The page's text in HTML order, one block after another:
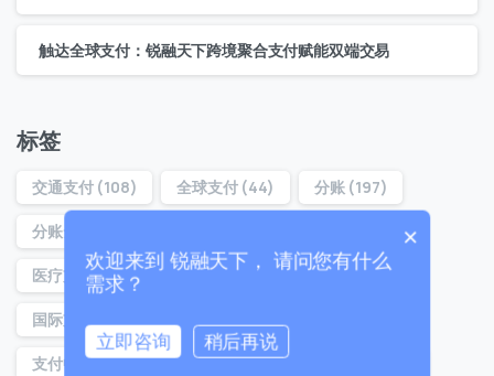
触达全球支付：锐融天下跨境聚合支付赋能双端交易
标签
交通支付(108) 全球支付(44) 分账(197)
分账云
医疗支付(32) 医院支付 (29) 合规分账 (54)
国际支付(37) 对账分账(21)
支付中台(36) 支付体系(22)
我们的团队会尽快回复。
×
欢迎来到 锐融天下， 请问您有什么
需求？
立即咨询 稍后再说